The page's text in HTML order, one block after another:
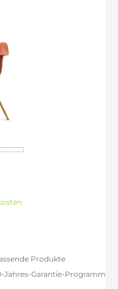
Produkte
Jahres-Garantie-Programm